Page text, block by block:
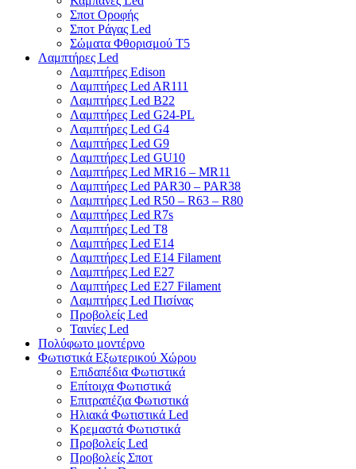
Σποτ Οροφής
Σποτ Ράγας Led
Σώματα Φθορισμού Τ5
Λαμπτήρες Led
Λαμπτήρες Edison
Λαμπτήρες Led AR111
Λαμπτήρες Led B22
Λαμπτήρες Led G24-PL
Λαμπτήρες Led G4
Λαμπτήρες Led G9
Λαμπτήρες Led GU10
Λαμπτήρες Led MR16 – MR11
Λαμπτήρες Led PAR30 – PAR38
Λαμπτήρες Led R50 – R63 – R80
Λαμπτήρες Led R7s
Λαμπτήρες Led T8
Λαμπτήρες Led Ε14
Λαμπτήρες Led Ε14 Filament
Λαμπτήρες Led Ε27
Λαμπτήρες Led Ε27 Filament
Λαμπτήρες Led Πισίνας
Προβολείς Led
Ταινίες Led
Πολύφωτο μοντέρνο
Φωτιστικά Εξωτερικού Χώρου
Επιδαπέδια Φωτιστικά
Επίτοιχα Φωτιστικά
Επιτραπέζια Φωτιστικά
Ηλιακά Φωτιστικά Led
Κρεμαστά Φωτιστικά
Προβολείς Led
Προβολείς Σποτ